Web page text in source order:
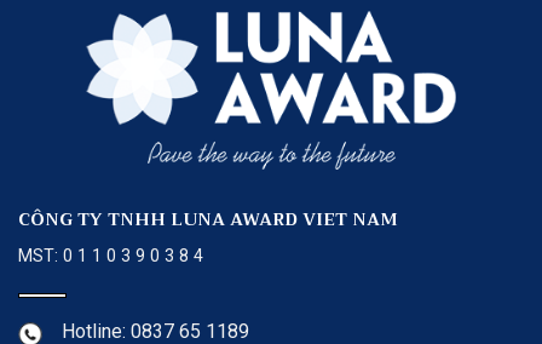
CÔNG TY TNHH LUNA AWARD VIET NAM
MST: 0 1 1 0 3 9 0 3 8 4
Hotline: 0837 65 1189